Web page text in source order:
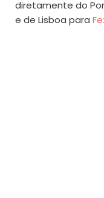
diretamente do
e de Lisboa para